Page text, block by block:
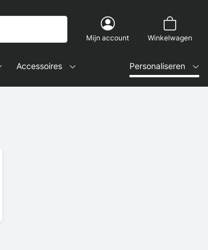
Mijn account Winkelwagen
Accessoires Personaliseren